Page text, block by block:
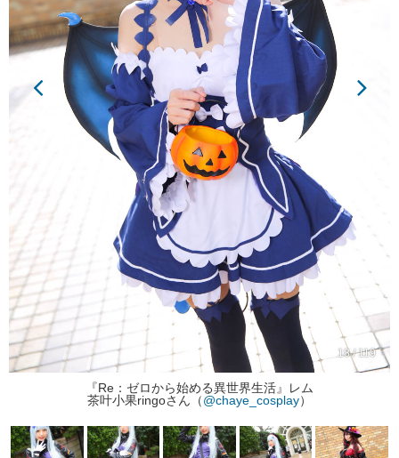
18 / 119
『Re：ゼロから始める異世界生活』レム
茶叶小果ringoさん（@chaye_cosplay）